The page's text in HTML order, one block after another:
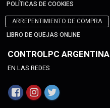
POLÍTICAS DE COOKIES
ARREPENTIMIENTO DE COMPRA
LIBRO DE QUEJAS ONLINE
CONTROLPC ARGENTINA
EN LAS REDES